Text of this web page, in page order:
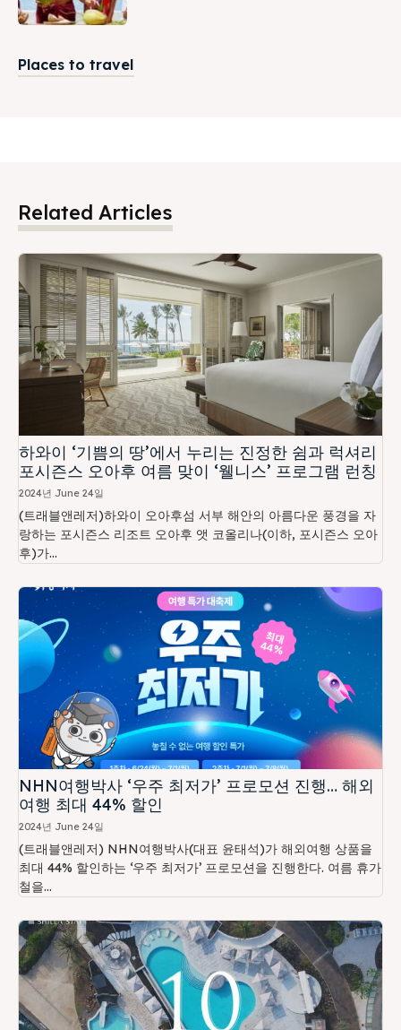
Places to travel
Related Articles
하와이 ‘기쁨의 땅’에서 누리는 진정한 쉼과 럭셔리
포시즌스 오아후 여름 맞이 ‘웰니스’ 프로그램 런칭
2024년 June 24일
(트래블앤레저)하와이 오아후섬 서부 해안의 아름다운 풍경을 자
랑하는 포시즌스 리조트 오아후 앳 코올리나(이하, 포시즌스 오아
후)가...
NHN여행박사 ‘우주 최저가’ 프로모션 진행… 해외
여행 최대 44% 할인
2024년 June 24일
(트래블앤레저) NHN여행박사(대표 윤태석)가 해외여행 상품을
최대 44% 할인하는 ‘우주 최저가’ 프로모션을 진행한다. 여름 휴가
철을...